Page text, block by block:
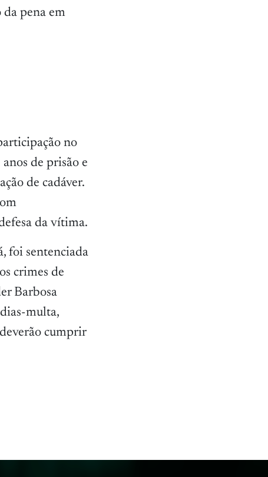
pena em
no
de prisão e
de cadáver.
da vítima.
foi sentenciada
crimes de
Barbosa
multa,
cumprir